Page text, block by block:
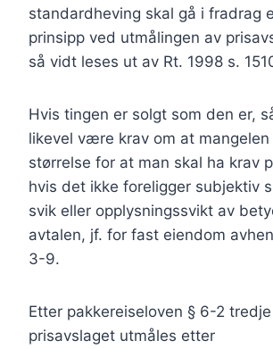
standardheving skal gå i fradrag
prinsipp ved utmålingen av
så vidt leses ut av Rt. 1998 s.
Hvis tingen er solgt som den er,
likevel være krav om at mangelen
størrelse for at man skal ha krav
hvis det ikke foreligger subjektiv
svik eller opplysningssvikt av
avtalen, jf. for fast eiendom
3-9.
Etter pakkereiseloven § 6-2
prisavslaget utmåles etter